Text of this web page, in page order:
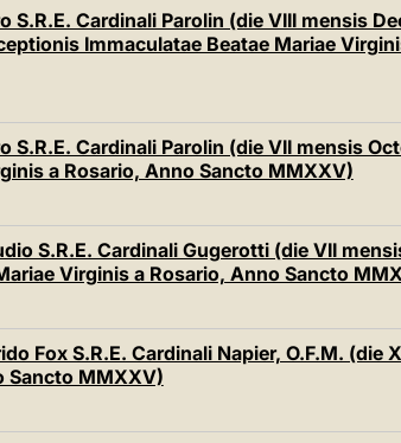
S.R.E. Cardinali Parolin (die VIII mensis
Immaculatae Beatae Mariae
S.R.E. Cardinali Parolin (die VII mensis
a Rosario, Anno Sancto MMXXV)
S.R.E. Cardinali Gugerotti (die VII
Virginis a Rosario, Anno Sancto
Fox S.R.E. Cardinali Napier, O.F.M. (die
Sancto MMXXV)